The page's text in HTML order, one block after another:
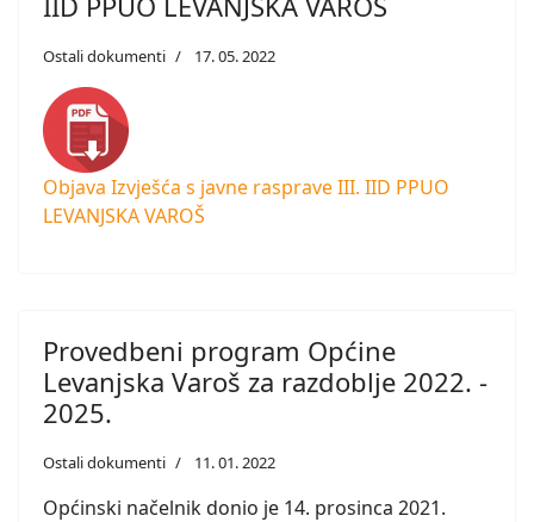
Ostali dokumenti 17. 05. 2022
Objava Izvješća s javne rasprave III. IID PPUO
LEVANJSKA VAROŠ
Provedbeni program Općine
Levanjska Varoš za razdoblje 2022. -
2025.
Ostali dokumenti 11. 01. 2022
Općinski načelnik donio je 14. prosinca 2021.